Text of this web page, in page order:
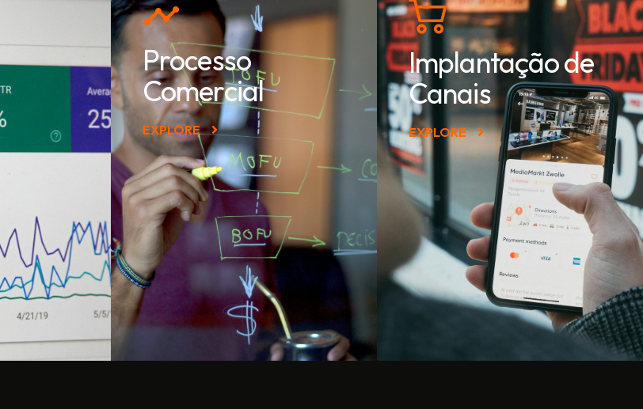
Processo
Comercial
EXPLORE
Implantação de
Canais
EXPLORE